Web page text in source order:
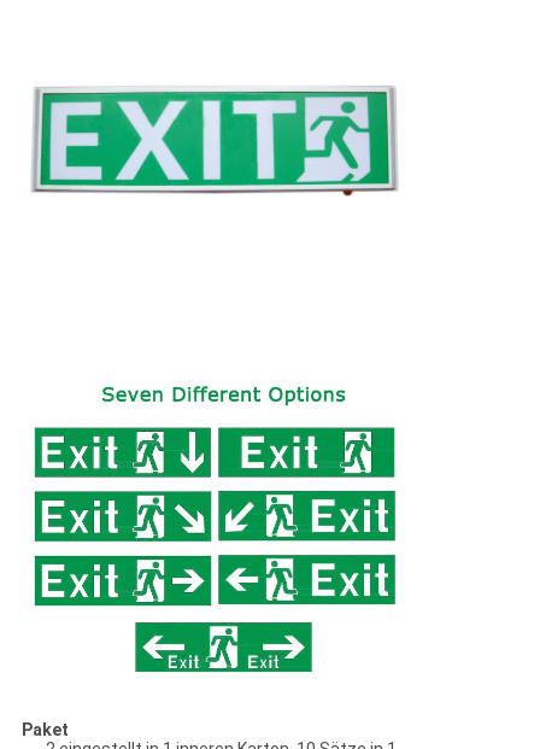
Paket